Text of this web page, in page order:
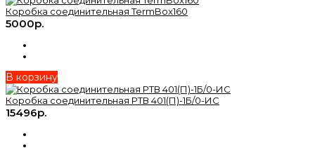
Коробка соединительная TermBox160
5000р.
В корзину
Коробка соединительная РТВ 401(П)-1Б/0-ИС
15496р.